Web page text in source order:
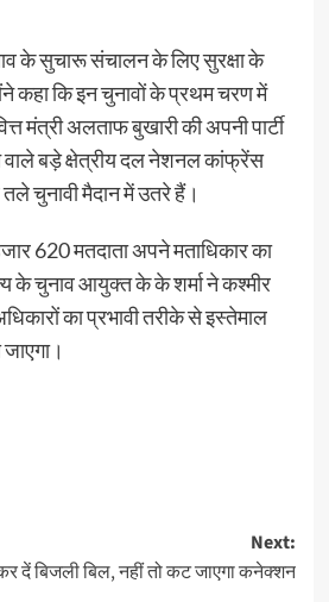
के सुचारू संचालन के लिए सुरक्षा के
कहा कि इन चुनावों के प्रथम चरण में
मंत्री अलताफ बुखारी की अपनी पार्टी
वाले बड़े क्षेत्रीय दल नेशनल कांफ्रेंस
चुनावी मैदान में उतरे हैं।
620 मतदाता अपने मताधिकार का
के चुनाव आयुक्त के के शर्मा ने कश्मीर
का प्रभावी तरीके से इस्तेमाल
Next:
दें बिजली बिल, नहीं तो कट जाएगा कनेक्शन